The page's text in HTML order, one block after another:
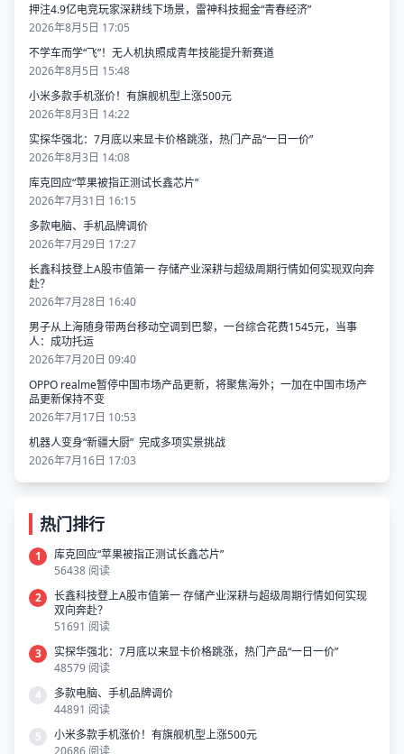
押注4.9亿电竞玩家深耕线下场景，雷神科技掘金“青春经济”
2026年8月5日 17:05
不学车而学“飞”！无人机执照成青年技能提升新赛道
2026年8月5日 15:48
小米多款手机涨价！有旗舰机型上涨500元
2026年8月3日 14:22
实探华强北：7月底以来显卡价格跳涨，热门产品“一日一价”
2026年8月3日 14:08
库克回应“苹果被指正测试长鑫芯片”
2026年7月31日 16:15
多款电脑、手机品牌调价
2026年7月29日 17:27
长鑫科技登上A股市值第一 存储产业深耕与超级周期行情如何实现双向奔
赴？
2026年7月28日 16:40
男子从上海随身带两台移动空调到巴黎，一台综合花费1545元，当事
人：成功托运
2026年7月20日 09:40
OPPO realme暂停中国市场产品更新，将聚焦海外；一加在中国市场产
品更新保持不变
2026年7月17日 10:53
机器人变身“新疆大厨” 完成多项实景挑战
2026年7月16日 17:03
热门排行
1
库克回应“苹果被指正测试长鑫芯片”
56438 阅读
2
长鑫科技登上A股市值第一 存储产业深耕与超级周期行情如何实现
双向奔赴？
51691 阅读
3
实探华强北：7月底以来显卡价格跳涨，热门产品“一日一价”
48579 阅读
4
多款电脑、手机品牌调价
44891 阅读
5
小米多款手机涨价！有旗舰机型上涨500元
20686 阅读